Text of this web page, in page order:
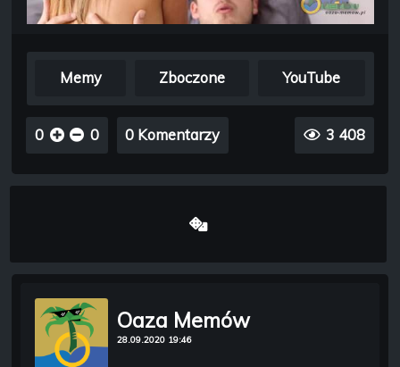
Memy Zboczone YouTube
0 0 0 Komentarzy 3 408
Oaza Memów
28.09.2020 19:46